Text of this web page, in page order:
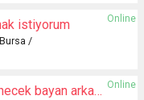
Online
istiyorum
/
Online
Mühendisim ciddi evlenecek bayan arkadaş arıyorum